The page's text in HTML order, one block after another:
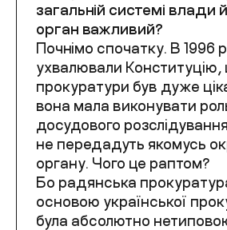
загальній системі влади
орган важливий?
Почнімо спочатку. В 1996
ухвалювали
прокуратури був дуже
вона мала виконувати
досудового
не передадуть якомусь
органу. Чого це раптом?
Бо радянська
основою української
була абсолютно